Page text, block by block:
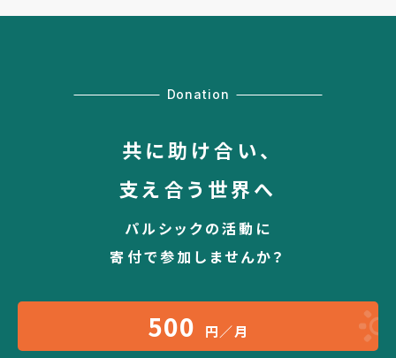
Donation
共に助け合い、
支え合う世界へ
パルシックの活動に
寄付で参加しませんか？
500 円／月